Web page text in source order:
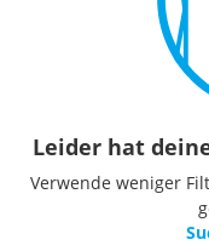
Leider hat
Verwende weniger